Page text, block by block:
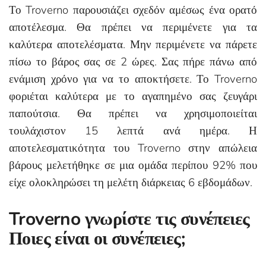
Το Troverno παρουσιάζει σχεδόν αμέσως ένα ορατό
αποτέλεσμα. Θα πρέπει να περιμένετε για τα
καλύτερα αποτελέσματα. Μην περιμένετε να πάρετε
πίσω το βάρος σας σε 2 ώρες. Σας πήρε πάνω από
ενάμιση χρόνο για να το αποκτήσετε. Το Troverno
φοριέται καλύτερα με το αγαπημένο σας ζευγάρι
παπούτσια. Θα πρέπει να χρησιμοποιείται
τουλάχιστον 15 λεπτά ανά ημέρα. Η
αποτελεσματικότητα του Troverno στην απώλεια
βάρους μελετήθηκε σε μια ομάδα περίπου 92% που
είχε ολοκληρώσει τη μελέτη διάρκειας 6 εβδομάδων.
Troverno γνωρίστε τις συνέπειες
Ποιες είναι οι συνέπειες;